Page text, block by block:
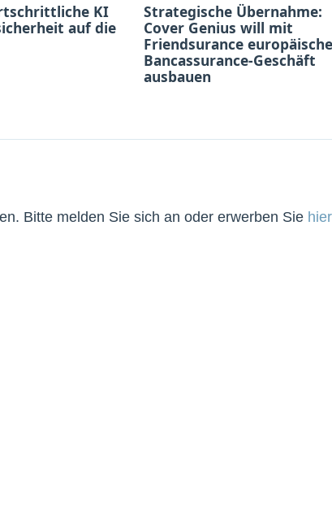
KI
auf die
Strategische Übernahme:
Cover Genius will mit
Friendsurance
Bancassurance-Geschäft
ausbauen
Bitte melden Sie sich an oder erwerben Sie hier